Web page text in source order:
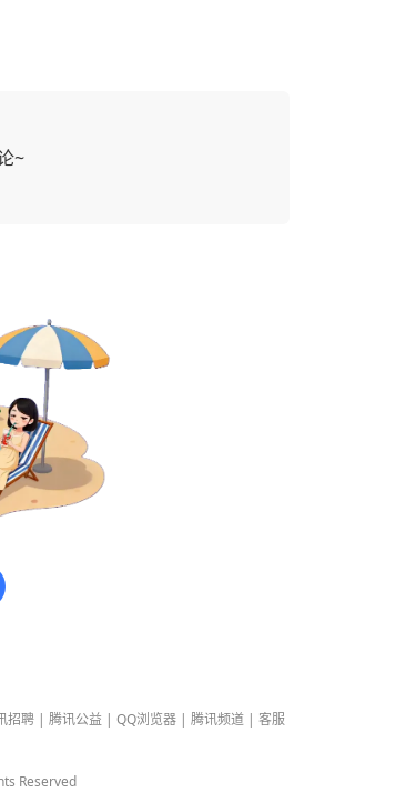
~
招聘 | 腾讯公益 | QQ浏览器 | 腾讯频道 | 客服
Reserved